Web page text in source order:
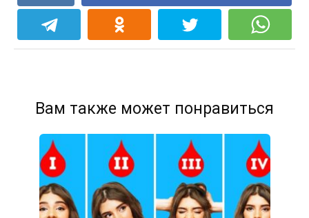
Вам также может понравиться